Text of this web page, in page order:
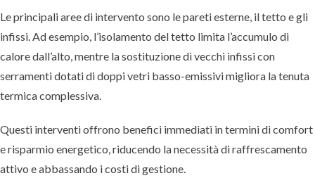
Le principali aree di intervento sono le pareti esterne, il tetto e gli
infissi. Ad esempio, l’isolamento del tetto limita l’accumulo di
calore dall’alto, mentre la sostituzione di vecchi infissi con
serramenti dotati di doppi vetri basso-emissivi migliora la tenuta
termica complessiva.
Questi interventi offrono benefici immediati in termini di comfort
e risparmio energetico, riducendo la necessità di raffrescamento
attivo e abbassando i costi di gestione.